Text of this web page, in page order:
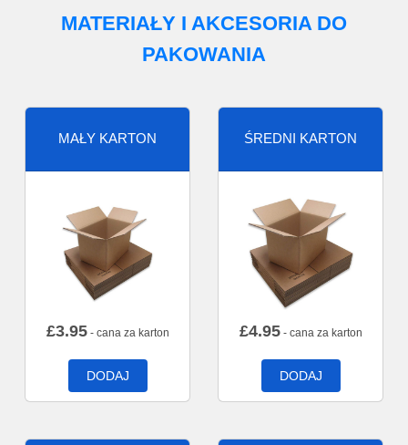
MATERIAŁY I AKCESORIA DO
PAKOWANIA
MAŁY KARTON
£3.95- cana za karton
DODAJ
ŚREDNI KARTON
£4.95- cana za karton
DODAJ